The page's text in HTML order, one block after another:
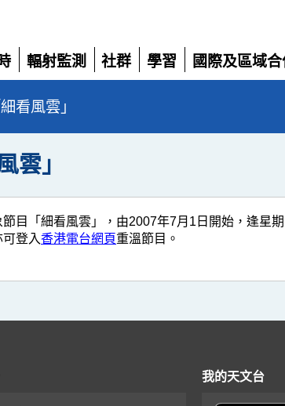
輻射監測
展
開
社群
展
學習
展
國際及區域
展
看風雲」
雲」
目「細看風雲」，由2007年7月1日開始，逢星
登入香港電台網頁重溫節目。
我的天文台